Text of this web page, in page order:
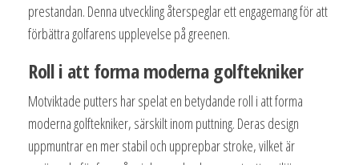
prestandan. Denna utveckling återspeglar ett engagemang för att
förbättra golfarens upplevelse på greenen.
Roll i att forma moderna golftekniker
Motviktade putters har spelat en betydande roll i att forma
moderna golftekniker, särskilt inom puttning. Deras design
uppmuntrar en mer stabil och upprepbar stroke, vilket är